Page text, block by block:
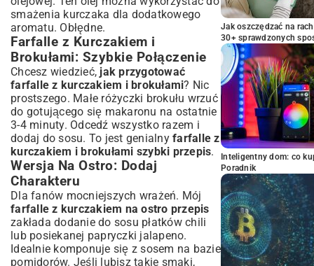
smażenia kurczaka dla dodatkowego
aromatu. Obłędne.
Farfalle z Kurczakiem i
Brokułami: Szybkie Połączenie
Chcesz wiedzieć, jak przygotować
farfalle z kurczakiem i brokułami? Nic
prostszego. Małe różyczki brokułu wrzuć
do gotującego się makaronu na ostatnie
3-4 minuty. Odcedź wszystko razem i
dodaj do sosu. To jest genialny farfalle z
kurczakiem i brokułami szybki przepis.
Wersja Na Ostro: Dodaj
Charakteru
Dla fanów mocniejszych wrażeń. Mój
farfalle z kurczakiem na ostro przepis
zakłada dodanie do sosu płatków chili
lub posiekanej papryczki jalapeno.
Idealnie komponuje się z sosem na bazie
pomidorów. Jeśli lubisz takie smaki,
Jak oszczędzać na
30+ sprawdzonych
Inteligentny dom: co
Poradnik